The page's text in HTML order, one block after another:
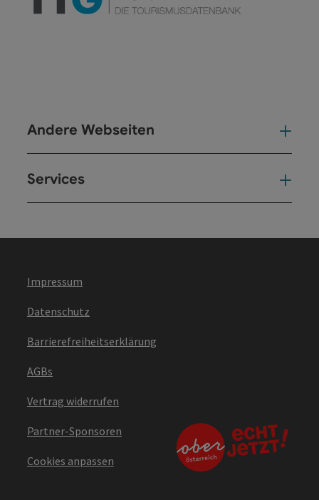
Andere Webseiten
Services
Impressum
Datenschutz
Barrierefreiheitserklärung
AGBs
Vertrag widerrufen
Partner-Sponsoren
Cookies anpassen